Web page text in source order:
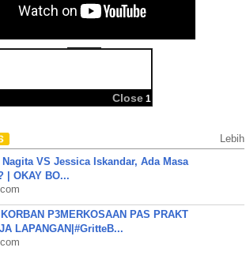
Close 1
BBM
Lebih
Nagita VS Jessica Iskandar, Ada Masa
| OKAY BO...
P3MERKOSAAN PAS PRAKT
LAPANGAN|#GritteB...